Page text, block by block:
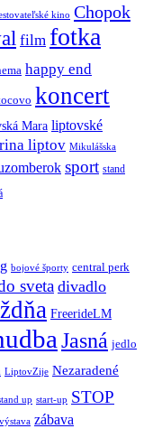
kino Chopok
film fotka
happy end
koncert
Mara liptovské
liptov Mikulášska
sport stand
bojové športy central perk
sveta divadlo
FreerideLM
Jasná jedlo
LiptovZije Nezaradené
up start-up STOP
výstava zábava